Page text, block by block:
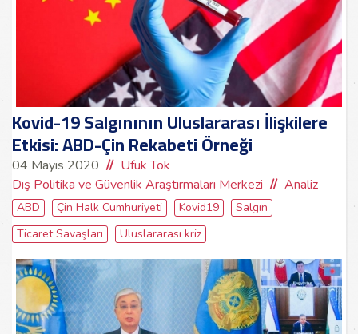
Kovid-19 Salgınının Uluslararası İlişkilere
Etkisi: ABD-Çin Rekabeti Örneği
04 Mayıs 2020
Ufuk Tok
Dış Politika ve Güvenlik Araştırmaları Merkezi
Analiz
ABD Çin Halk Cumhuriyeti Kovid19
Salgın
Ticaret Savaşları
Uluslararası kriz